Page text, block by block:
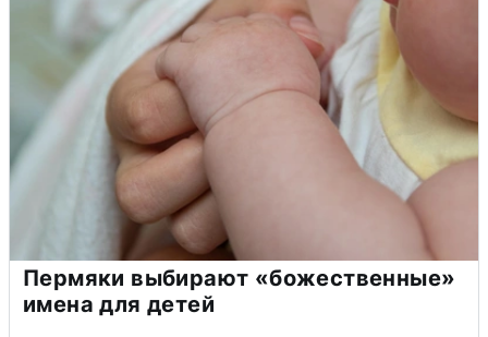
Пермяки выбирают «божественные»
имена для детей